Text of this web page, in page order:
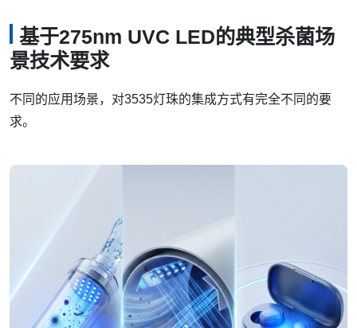
基于275nm UVC LED的典型杀菌场
景技术要求
不同的应用场景，对3535灯珠的集成方式有完全不同的要
求。